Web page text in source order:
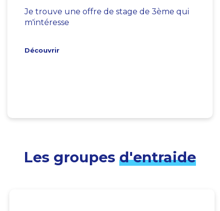
Je trouve une offre de stage de 3ème qui
m'intéresse
Découvrir
Les groupes d'entraide